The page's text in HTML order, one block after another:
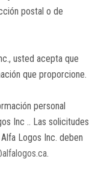
postal o de
usted acepta que
que proporcione.
personal
Inc .. Las solicitudes
Logos Inc. deben
.